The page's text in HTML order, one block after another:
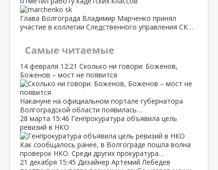
Глава Волгограда Владимир Марченко принял
участие в коллегии Следственного управления СК…
Самые читаемые
14 февраля 12:21 Сколько ни говори: Боженов,
Боженов – мост не появится
Накануне на официальном портале губернатора
Волгоградской области появилась…
28 марта 15:46 Генпрокуратура объявила цель
ревизий в НКО
Как сообщалось ранее, в Волгограде пошла волна
проверок НКО. Среди других прокуратура…
21 декабря 15:45 Дизайнер Артемий Лебедев